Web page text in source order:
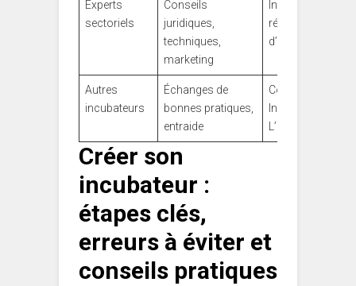
Experts
sectoriels
Conseils
juridiques,
techniques,
marketing
Intervenants
réguliers
Autres
incubateurs
Échanges de
bonnes pratiques,
entraide
Collaboration
InnovRebond et
L’ÉcloPépinière
Créer son
incubateur :
étapes clés,
erreurs à éviter et
conseils pratiques